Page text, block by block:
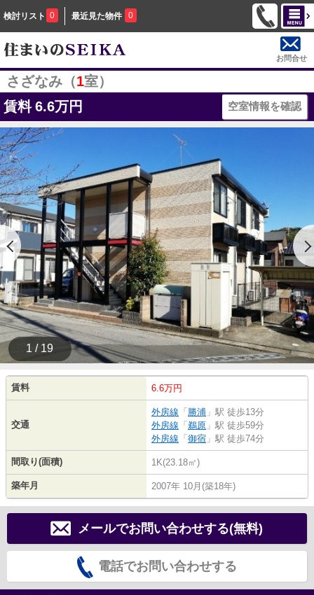
検討リスト 0 最近見た物件 0
お問合せ
さざなみ（1室）
賃料 6.6万円 空室情報を確認
1 / 19
賃料 6.6万円
交通
外房線 「 勝浦 」駅 徒歩13分
外房線 「 鵜原 」駅 徒歩59分
外房線 「 御宿 」駅 徒歩74分
間取り(面積) 1K(23.18㎡)
築年月 2007年 10月(築18年)
メールでお問い合わせする(無料)
電話でお問い合わせする